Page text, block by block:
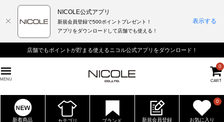
店舗でもポイントが貯まる使えるニコル公式アプリをダウンロード！
MENU CART
0
新着商品 カテゴリ ブランド 新規会員登録 お気に入り
0
NICOLE公式アプリ
新規会員登録で500ポイントプレゼント！
アプリをダウンロードして店舗でも使える！
表示する